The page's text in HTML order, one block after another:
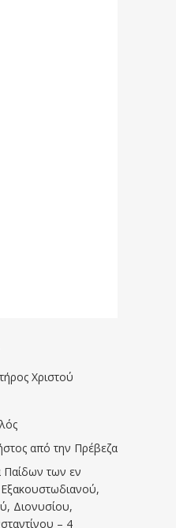
Χριστού
από την Πρέβεζα
των εν
Διονυσίου,
– 4